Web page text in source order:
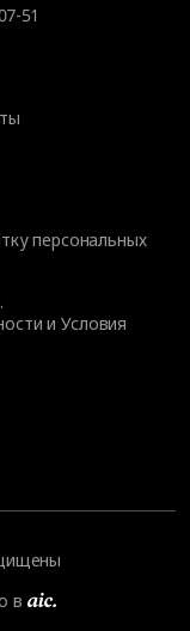
51
персональных
иУсловия
в